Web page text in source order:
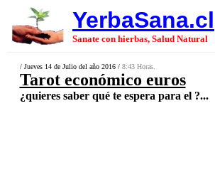
YerbaSana.cl
Sanate con hierbas, Salud Natural
/ Jueves 14 de Julio del año 2016 / 8:43 Horas.
Tarot económico euros
¿quieres saber qué te espera para el ?...